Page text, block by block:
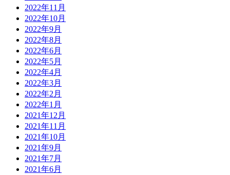
2022年11月
2022年10月
2022年9月
2022年8月
2022年6月
2022年5月
2022年4月
2022年3月
2022年2月
2022年1月
2021年12月
2021年11月
2021年10月
2021年9月
2021年7月
2021年6月